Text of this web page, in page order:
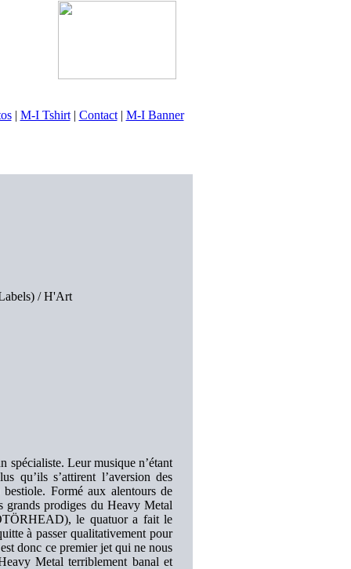
| M-I Tshirt| Contact| M-I Banner
/ H'Art
spécialiste. Leur musique n’étant
qu’ils s’attirent l’aversion des
Formé aux alentours de
grands prodiges du Heavy Metal
le quatuor a fait le
à passer qualitativement pour
est donc ce premier jet qui ne nous
Metal terriblement banal et